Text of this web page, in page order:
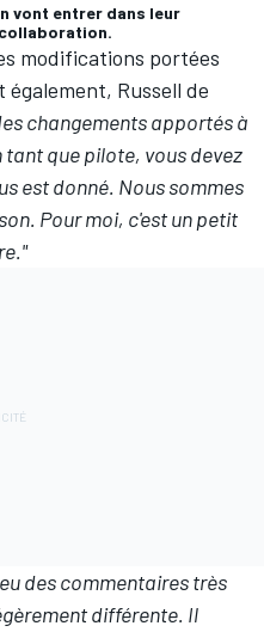
vont entrer dans leur
modifications portées
Russell de
changements apportés à
tant que pilote, vous devez
est donné. Nous sommes
Pour moi, c'est un petit
des commentaires très
différente. Il